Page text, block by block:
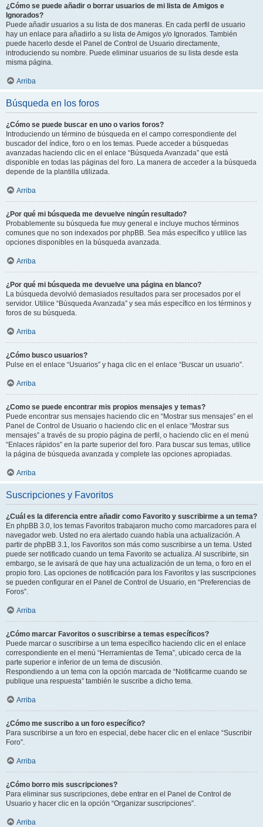
¿Cómo se puede añadir o borrar usuarios de mi lista de Amigos e
Ignorados?
Puede añadir usuarios a su lista de dos maneras. En cada perfil de usuario
hay un enlace para añadirlo a su lista de Amigos y/o Ignorados. También
puede hacerlo desde el Panel de Control de Usuario directamente,
introduciendo su nombre. Puede eliminar usuarios de su lista desde esta
misma página.
Arriba
Búsqueda en los foros
¿Cómo se puede buscar en uno o varios foros?
Introduciendo un término de búsqueda en el campo correspondiente del
buscador del índice, foro o en los temas. Puede acceder a búsquedas
avanzadas haciendo clic en el enlace “Búsqueda Avanzada” que está
disponible en todas las páginas del foro. La manera de acceder a la búsqueda
depende de la plantilla utilizada.
Arriba
¿Por qué mi búsqueda me devuelve ningún resultado?
Probablemente su búsqueda fue muy general e incluye muchos términos
comunes que no son indexados por phpBB. Sea más específico y utilice las
opciones disponibles en la búsqueda avanzada.
Arriba
¿Por qué mi búsqueda me devuelve una página en blanco?
La búsqueda devolvió demasiados resultados para ser procesados por el
servidor. Utilice “Búsqueda Avanzada” y sea más específico en los términos y
foros de su búsqueda.
Arriba
¿Cómo busco usuarios?
Pulse en el enlace “Usuarios” y haga clic en el enlace “Buscar un usuario”.
Arriba
¿Como se puede encontrar mis propios mensajes y temas?
Puede encontrar sus mensajes haciendo clic en “Mostrar sus mensajes” en el
Panel de Control de Usuario o haciendo clic en el enlace “Mostrar sus
mensajes” a través de su propio página de perfil, o haciendo clic en el menú
“Enlaces rápidos” en la parte superior del foro. Para buscar sus temas, utilice
la página de búsqueda avanzada y complete las opciones apropiadas.
Arriba
Suscripciones y Favoritos
¿Cuál es la diferencia entre añadir como Favorito y suscribirme a un tema?
En phpBB 3.0, los temas Favoritos trabajaron mucho como marcadores para el
navegador web. Usted no era alertado cuando había una actualización. A
partir de phpBB 3.1, los Favoritos son más como suscribirse a un tema. Usted
puede ser notificado cuando un tema Favorito se actualiza. Al suscribirte, sin
embargo, se le avisará de que hay una actualización de un tema, o foro en el
propio foro. Las opciones de notificación para los Favoritos y las suscripciones
se pueden configurar en el Panel de Control de Usuario, en “Preferencias de
Foros”.
Arriba
¿Cómo marcar Favoritos o suscribirse a temas específicos?
Puede marcar o suscribirse a un tema específico haciendo clic en el enlace
correspondiente en el menú “Herramientas de Tema”, ubicado cerca de la
parte superior e inferior de un tema de discusión.
Respondiendo a un tema con la opción marcada de “Notificarme cuando se
publique una respuesta” también le suscribe a dicho tema.
Arriba
¿Cómo me suscribo a un foro específico?
Para suscribirse a un foro en especial, debe hacer clic en el enlace “Suscribir
Foro”.
Arriba
¿Cómo borro mis suscripciones?
Para eliminar sus suscripciones, debe entrar en el Panel de Control de
Usuario y hacer clic en la opción “Organizar suscripciones”.
Arriba